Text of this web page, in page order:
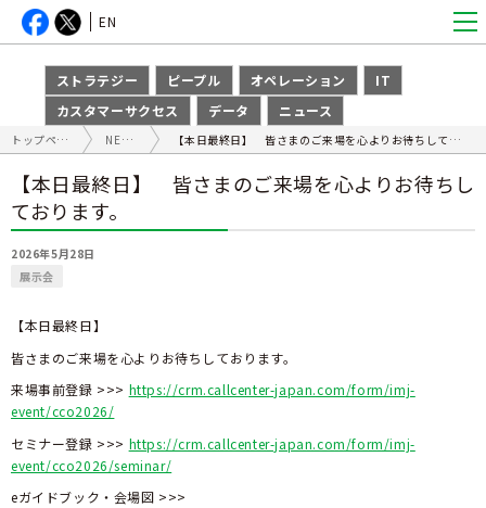
ストラテジー ピープル オペレーション
IT
カスタマーサクセス
データ ニュース
EN
トップページ NEWS 【本日最終日】 皆さまのご来場を心よりお待ちしております。
【本日最終日】 皆さまのご来場を心よりお待ちし
ております。
2026年5月28日
展示会
【本日最終日】
皆さまのご来場を心よりお待ちしております。
来場事前登録 >>> https://crm.callcenter-japan.com/form/imj-
event/cco2026/
セミナー登録 >>> https://crm.callcenter-japan.com/form/imj-
event/cco2026/seminar/
eガイドブック・会場図 >>>